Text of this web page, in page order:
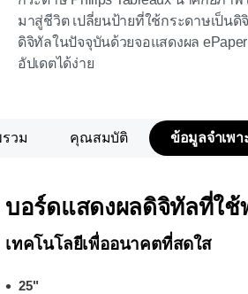
มาสู่ชีวิต เปลี่ยนป้ายที่ใช้กระดาษเป็นดิ
ดิจิทัลในปัจจุบันด้วยจอแสดงผล
อัปเดตได้ง่าย
วม คุณสมบัติ ข้อมูลจำเพา
บอร์ดแสดงผลดิจิทัลที่ใช้
เทคโนโลยีเพื่ออนาคตที่สดใส
25"